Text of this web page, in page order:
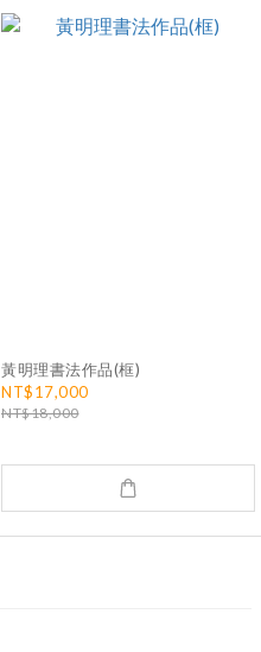
黃明理書法作品(框)
NT$17,000
NT$18,000